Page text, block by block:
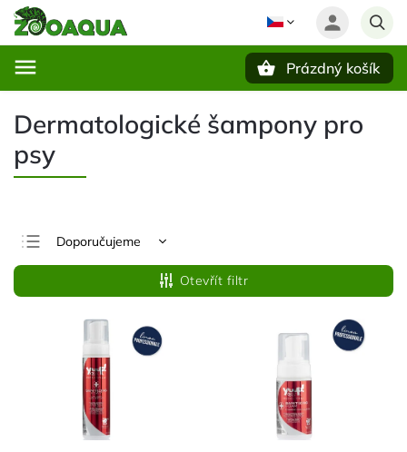
Prázdný košík
Dermatologické šampony pro
psy
Doporučujeme
Nejlevnější
Nejdražší
Nejprodávanější
Abecedně
Otevřít filtr